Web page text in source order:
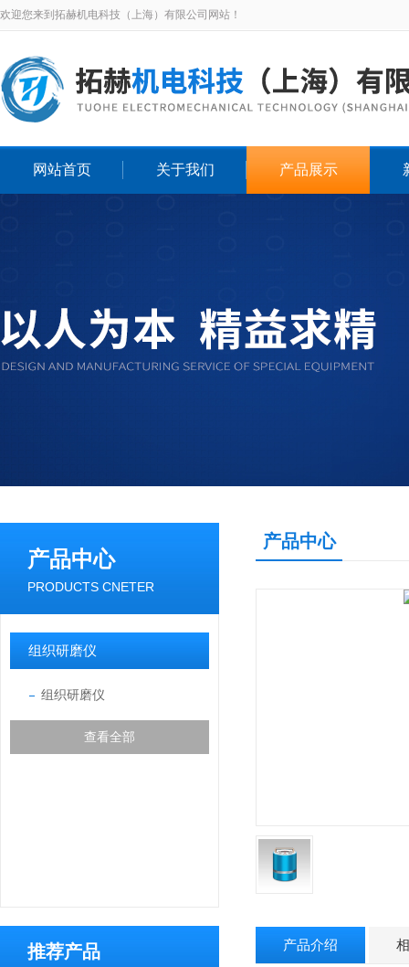
欢迎您来到拓赫机电科技（上海）有限公司网站！
网站首页 关于我们 产品展示
产品中心
PRODUCTS CNETER
组织研磨仪
组织研磨仪
查看全部
推荐产品
产品中心
产品介绍